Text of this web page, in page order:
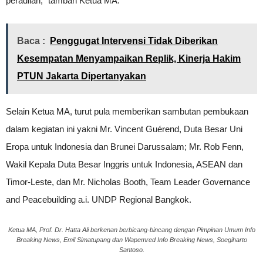
Baca :
Penggugat Intervensi Tidak Diberikan
Kesempatan Menyampaikan Replik, Kinerja Hakim
PTUN Jakarta Dipertanyakan
Selain Ketua MA, turut pula memberikan sambutan pembukaan
dalam kegiatan ini yakni Mr. Vincent Guérend, Duta Besar Uni
Eropa untuk Indonesia dan Brunei Darussalam; Mr. Rob Fenn,
Wakil Kepala Duta Besar Inggris untuk Indonesia, ASEAN dan
Timor-Leste, dan Mr. Nicholas Booth, Team Leader Governance
and Peacebuilding a.i. UNDP Regional Bangkok.
Ketua MA, Prof. Dr. Hatta Ali berkenan berbicang-bincang dengan Pimpinan Umum Info
Breaking News, Emil Simatupang dan Wapemred Info Breaking News, Soegiharto
Santoso.